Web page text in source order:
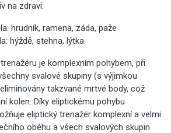
na zdraví:
hrudník, ramena, záda, paže
hýždě, stehna, lýtka
je komplexním pohybem, při
svalové skupiny (s výjimkou
takzvané mrtvé body, což
kolen. Díky eliptickému pohybu
eliptický trenažér komplexní a velmi
oběhu a všech svalových skupin